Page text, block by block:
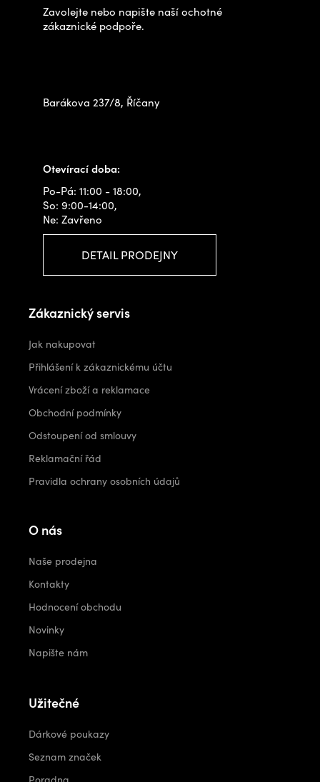
Zavolejte nebo napište naší ochotné
zákaznické podpoře.
Barákova 237/8, Říčany
Otevírací doba:
Po-Pá: 11:00 - 18:00,
So: 9:00-14:00,
Ne: Zavřeno
DETAIL PRODEJNY
Zákaznický servis
Jak nakupovat
Přihlášení k zákaznickému účtu
Vrácení zboží a reklamace
Obchodní podmínky
Odstoupení od smlouvy
Reklamační řád
Pravidla ochrany osobních údajů
O nás
Naše prodejna
Kontakty
Hodnocení obchodu
Novinky
Napište nám
Užitečné
Dárkové poukazy
Seznam značek